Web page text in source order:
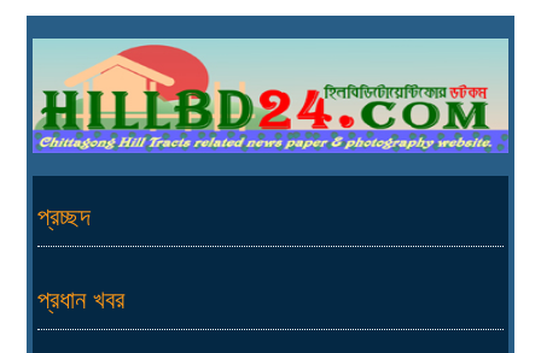
প্রচ্ছদ
প্রধান খবর